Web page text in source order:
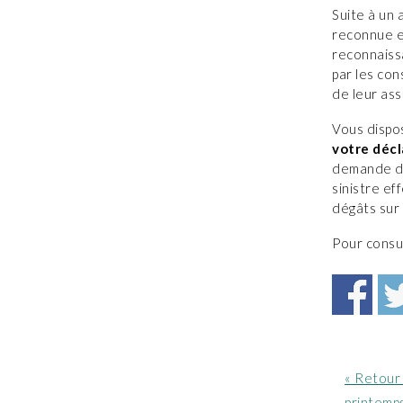
Suite à un
reconnue
par les
de leur
Vous
votre
demande
sinistre
dégâts sur
Pour
Article
« Retour